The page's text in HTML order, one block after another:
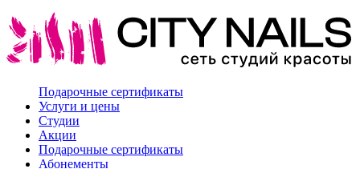
Подарочные сертификаты
Услуги и цены
Студии
Акции
Подарочные сертификаты
Абонементы